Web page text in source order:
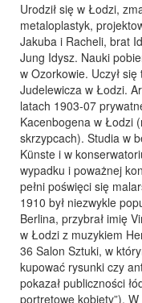
Urodził się w Łodzi,
metaloplastyk,
Jakuba i Racheli, brat
Jung Idysz. Nauki
w Ozorkowie. Uczył
Judelewicza w Łodzi.
latach 1903-07
Kacenbogena w Łodzi
skrzypcach). Studia w
Künste i w
wypadku i poważnej
pełni poświęci się
1910 był niezwykle
Berlina, przybrał imię
w Łodzi z muzykiem
36 Salon Sztuki, w
kupować rysunki czy
pokazał publiczności
portretowe kobiety”).